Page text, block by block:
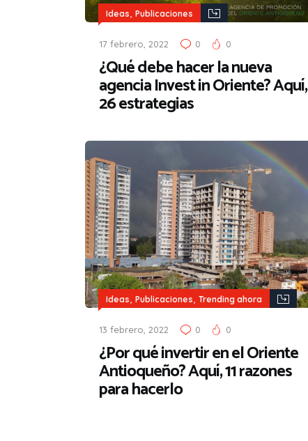
Ideas, Publicaciones
17 febrero, 2022 0 0
¿Qué debe hacer la nueva
agencia Invest in Oriente? Aquí,
26 estrategias
Ideas, Publicaciones, Trending ahora
13 febrero, 2022 0 0
¿Por qué invertir en el Oriente
Antioqueño? Aquí, 11 razones
para hacerlo